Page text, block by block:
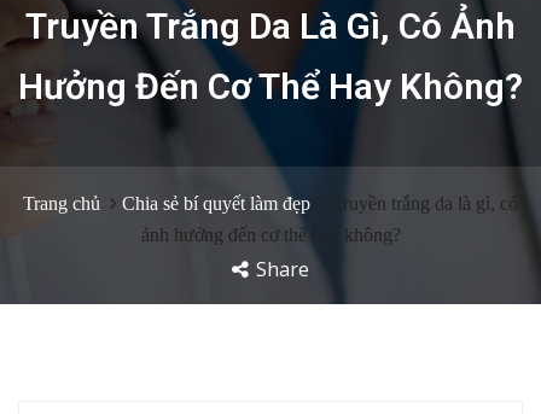
Truyền Trắng Da Là Gì, Có Ảnh
Hưởng Đến Cơ Thể Hay Không?
Trang chủ Chia sẻ bí quyết làm đẹp
Truyền trắng da là gì, có
ảnh hưởng đến cơ thể hay không?
Share